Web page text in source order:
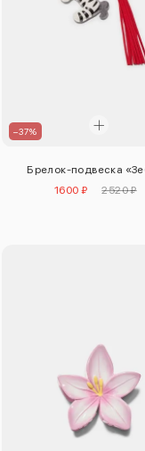
–37%
Брелок-подвеска
1600 ₽
2520 ₽